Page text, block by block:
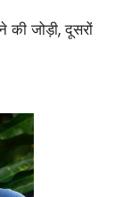
की जोड़ी, दूसरों